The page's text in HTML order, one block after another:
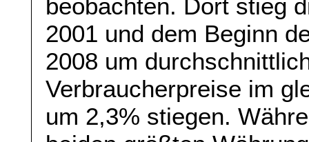
beobachten. Dort stieg
2001 und dem Beginn
2008 um
Verbraucherpreise im
um 2,3% stiegen.